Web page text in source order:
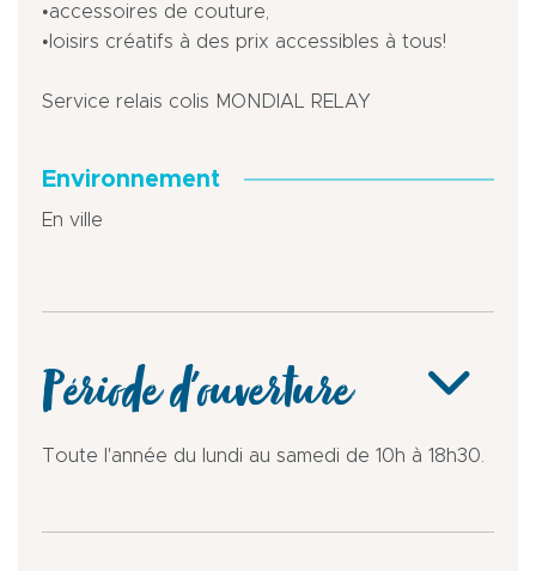
•accessoires de couture,
•loisirs créatifs à des prix accessibles à tous!
Service relais colis MONDIAL RELAY
Environnement
En ville
Période d'ouverture
Toute l'année du lundi au samedi de 10h à 18h30.